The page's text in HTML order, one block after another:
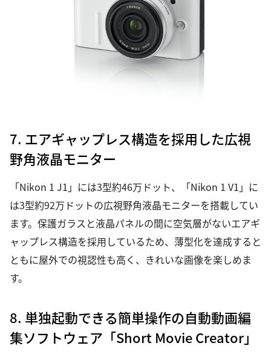
7. エアギャップレス構造を採用した広視
野角液晶モニター
「Nikon 1 J1」には3型約46万ドット、「Nikon 1 V1」に
は3型約92万ドットの広視野角液晶モニターを搭載してい
ます。保護ガラスと液晶パネルの間に空気層がないエアギ
ャップレス構造を採用しているため、薄型化を達成すると
ともに屋外での視認性も高く、きれいな画像を楽しめま
す。
8. 単独起動できる簡単操作の自動動画編
集ソフトウェア「Short Movie Creator」